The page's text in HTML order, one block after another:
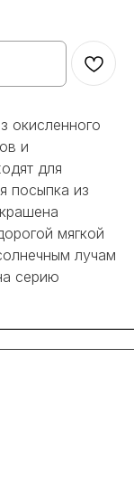
окисленного
и
для
посыпка из
мягкой
лучам
серию